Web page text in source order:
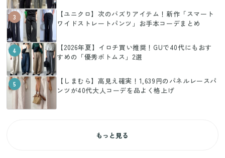
3
【ユニクロ】次のバズりアイテム！新作「スマート
ワイドストレートパンツ」お手本コーデまとめ
4
【2026年夏】イロチ買い推奨！GUで40代にもおす
すめの「優秀ボトムス」2選
5
【しまむら】高見え確実！1,639円のパネルレースパ
ンツが40代大人コーデを品よく格上げ
もっと見る